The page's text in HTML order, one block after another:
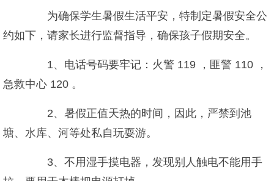
为确保学生暑假生活平安，特制定暑假安全公
约如下，请家长进行监督指导，确保孩子假期安全。
1、电话号码要牢记：火警 119 ，匪警 110 ，
急救中心 120 。
2、暑假正值天热的时间，因此，严禁到池
塘、水库、河等处私自玩耍游。
3、不用湿手摸电器，发现别人触电不能用手